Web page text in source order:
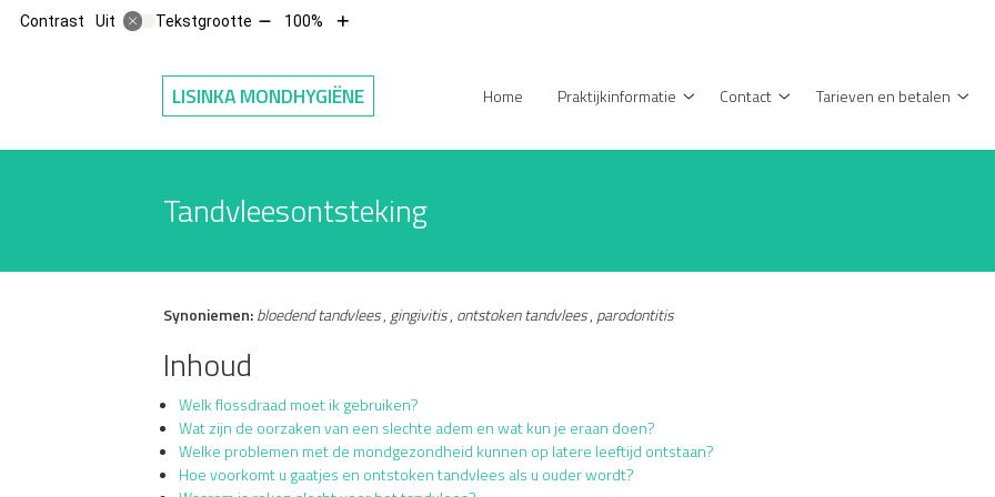
Contrast Uit Tekstgrootte Tekst
10%
100%
Tekst
10%
LISINKA MONDHYGIËNE Hoofdmenu
Home
Praktijkinformatie
Contact
Tarieven en betalen
Tandvleesontsteking
Synoniemen:bloedend tandvlees, gingivitis, ontstoken tandvlees, parodontitis
Inhoud
Welk flossdraad moet ik gebruiken?
Wat zijn de oorzaken van een slechte adem en wat kun je eraan doen?
Welke problemen met de mondgezondheid kunnen op latere leeftijd ontstaan?
Hoe voorkomt u gaatjes en ontstoken tandvlees als u ouder wordt?